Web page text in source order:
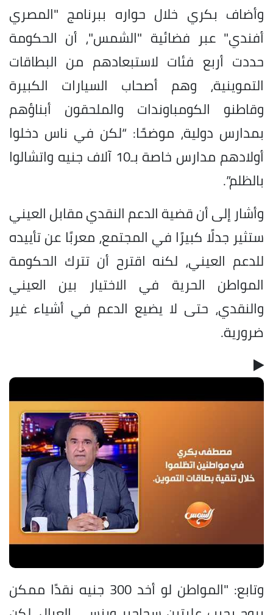
وأضاف بكري خلال حواره ببرنامج "المصري
أفندي" عبر فضائية "الشمس"، أن الحكومة
حددت أربع فئات لاستبعادهم من البطاقات
التموينية، وهم أصحاب السيارات الكبيرة
وقاطنو الكومباوندات والملحقون أبناؤهم
بمدارس دولية، موضحًا: “لكن في ناس دخلوا
أولادهم مدارس خاصة بـ10 آلاف جنيه واتشالوا
بالظلم”.
وأشار إلى أن قضية الدعم النقدي مقابل العيني
ستثير جدلًا كبيرًا في المجتمع، معربًا عن تأييده
للدعم العيني، لكنه اقترح أن تترك الحكومة
المواطن الحرية في الاختيار بين العيني
والنقدي، حتى لا يضيع الدعم في أشياء غير
ضرورية.
وتابع: "المواطن لو أخد 300 جنيه نقدًا ممكن